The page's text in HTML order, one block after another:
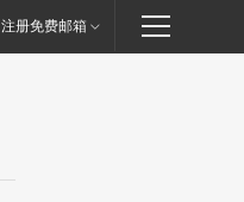
注册免费邮箱